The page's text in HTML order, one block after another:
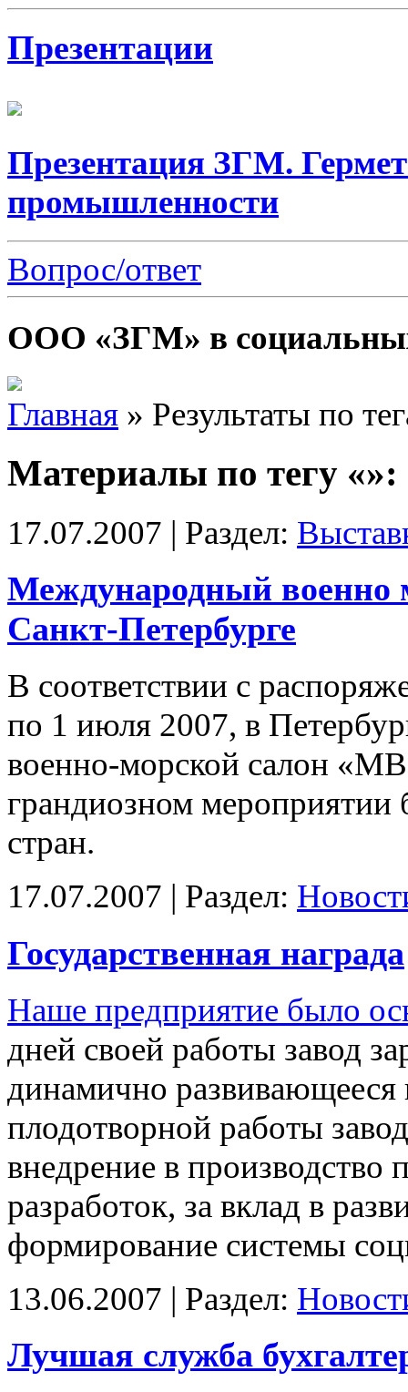
Презентации
Презентация ЗГМ.
промышленности
Вопрос/ответ
ООО «ЗГМ» в
Главная » Результаты по
Материалы по тегу «»:
17.07.2007 | Раздел:
Международный военно
Санкт-Петербурге
В соответствии с
по 1 июля 2007, в
военно-морской салон
грандиозном мероприятии
стран.
17.07.2007 | Раздел:
Государственная награда
Наше предприятие было
дней своей работы завод
динамично развивающееся
плодотворной работы
внедрение в производство
разработок, за вклад в
формирование системы
13.06.2007 | Раздел:
Лучшая служба